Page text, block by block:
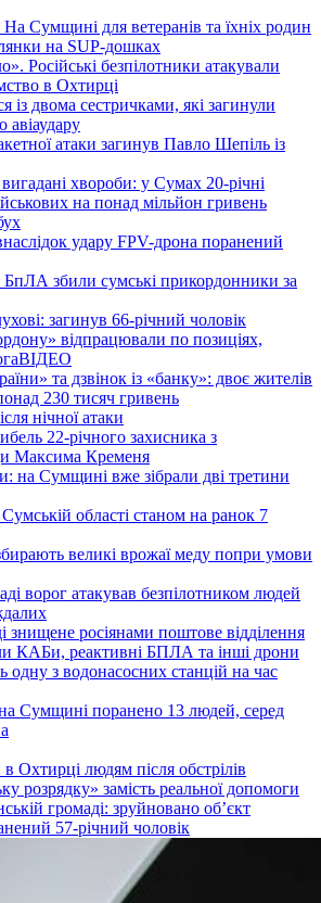
Сумщині для ветеранів та їхніх родин
на SUP-дошках
Російські безпілотники атакували
в Охтирці
двома сестричками, які загинули
авіаудару
атаки загинув Павло Шепіль із
хвороби: у Сумах 20-річні
на понад мільйон гривень
удару FPV-дрона поранений
збили сумські прикордонники за
загинув 66-річний чоловік
відпрацювали по позиціях,
ВІДЕО
та дзвінок із «банку»: двоє жителів
230 тисяч гривень
нічної атаки
22-річного захисника з
Максима Кременя
на Сумщині вже зібрали дві третини
області станом на ранок 7
великі врожаї меду попри умови
ворог атакував безпілотником людей
знищене росіянами поштове відділення
КАБи, реактивні БПЛА та інші дрони
з водонасосних станцій на час
на Сумщині поранено 13 людей, серед
в Охтирці людям після обстрілів
розрядку» замість реальної допомоги
громаді: зруйновано об’єкт
57-річний чоловік